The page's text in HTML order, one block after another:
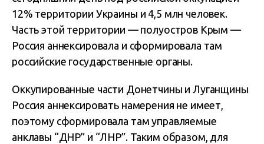
12% территории Украины и 4,5 млн человек.
Часть этой территории — полуостров Крым —
Россия аннексировала и сформировала там
российские государственные органы.
Оккупированные части Донетчины и Луганщины
Россия аннексировать намерения не имеет,
поэтому сформировала там управляемые
анклавы “ДНР” и “ЛНР”. Таким образом, для